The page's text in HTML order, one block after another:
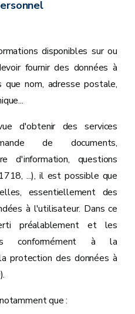
disponibles sur ou
fournir des données à
nom, adresse postale,
d'obtenir des services
de documents,
d'information, questions
...), il est possible que
essentiellement des
à l'utilisateur. Dans ce
préalablement et les
conformément à la
protection des données à
que :